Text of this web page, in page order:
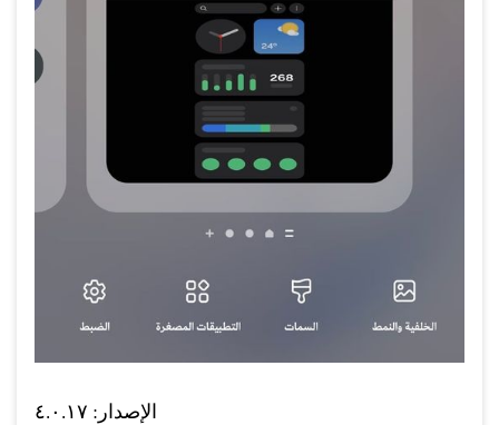
الإصدار: ٤.٠.١٧